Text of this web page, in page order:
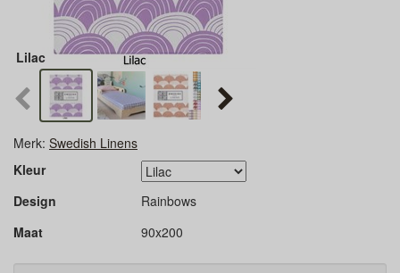
Lilac
Merk: Swedish Linens
Kleur
Design
Rainbows
Maat
90x200